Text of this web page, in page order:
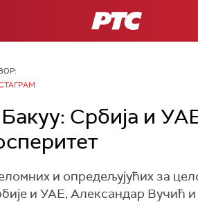
РТС
Србија и
и опредељујућих за
и УАЕ, Александар Вучић